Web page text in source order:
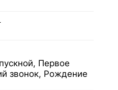
Первое
звонок, Рождение